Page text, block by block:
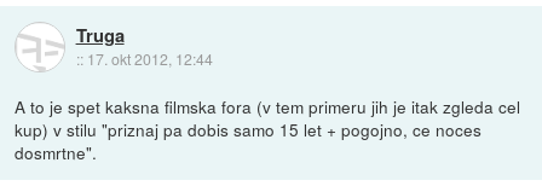
Truga
:: 17. okt 2012, 12:44
A to je spet kaksna filmska fora (v tem primeru jih je itak zgleda cel
kup) v stilu "priznaj pa dobis samo 15 let + pogojno, ce noces
dosmrtne".